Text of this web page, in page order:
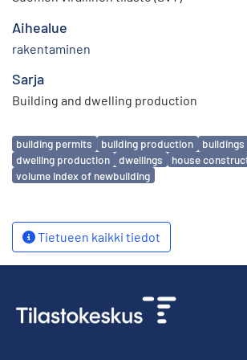
Aihealue
rakentaminen
Sarja
Building and dwelling production
Avainsanat
building permits building production buildings
dwelling production
dwellings
house
volume index of newbuilding
Tietueen kaikki tiedot